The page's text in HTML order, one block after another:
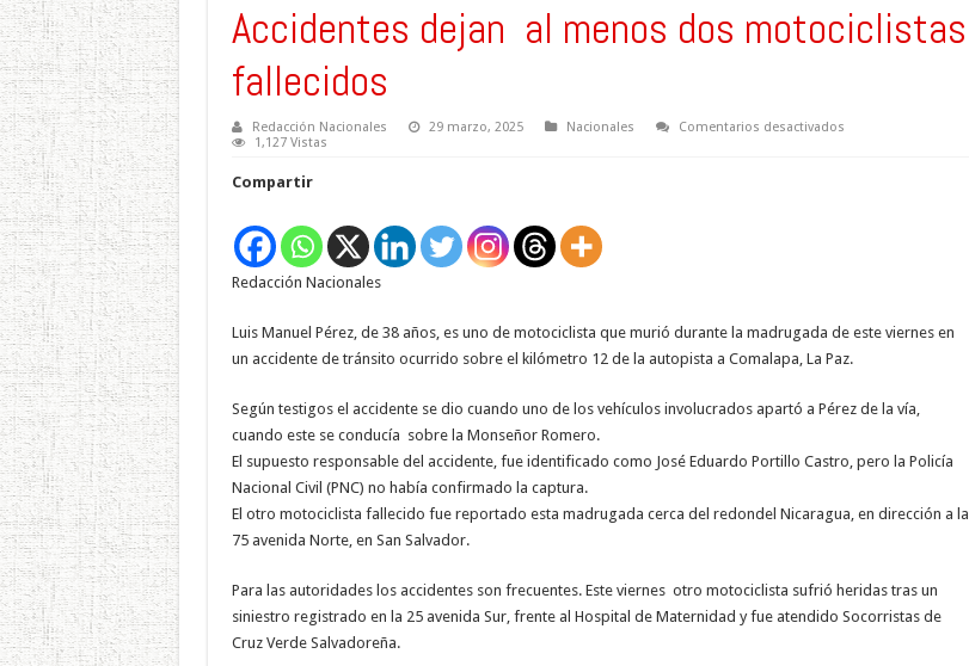
Accidentes dejan al menos dos motociclistas
fallecidos
Redacción Nacionales 29 marzo, 2025 Nacionales Comentarios desactivadosen
1,127 Vistas
Compartir
Redacción Nacionales
Luis Manuel Pérez, de 38 años, es uno de motociclista que murió durante la madrugada de este viernes en
un accidente de tránsito ocurrido sobre el kilómetro 12 de la autopista a Comalapa, La Paz.
Según testigos el accidente se dio cuando uno de los vehículos involucrados apartó a Pérez de la vía,
cuando este se conducía sobre la Monseñor Romero.
El supuesto responsable del accidente, fue identificado como José Eduardo Portillo Castro, pero la Policía
Nacional Civil (PNC) no había confirmado la captura.
El otro motociclista fallecido fue reportado esta madrugada cerca del redondel Nicaragua, en dirección a la
75 avenida Norte, en San Salvador.
Para las autoridades los accidentes son frecuentes. Este viernes otro motociclista sufrió heridas tras un
siniestro registrado en la 25 avenida Sur, frente al Hospital de Maternidad y fue atendido Socorristas de
Cruz Verde Salvadoreña.